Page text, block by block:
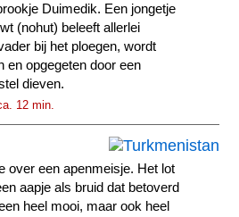
Duimedik. Een jongetje
(nohut) beleeft allerlei
bij het ploegen, wordt
en opgegeten door een
dieven.
12 min.
over een apenmeisje. Het lot
aapje als bruid dat betoverd
heel mooi, maar ook heel